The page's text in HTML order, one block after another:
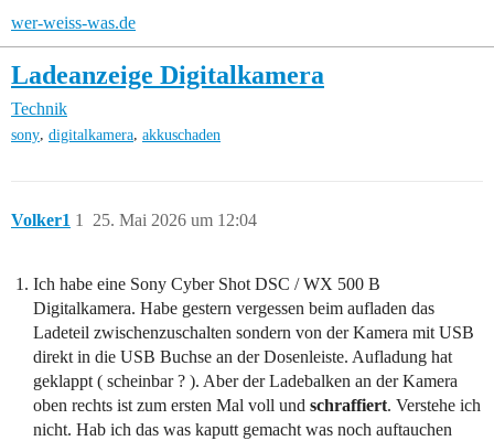
wer-weiss-was.de
Ladeanzeige Digitalkamera
Technik
sony, digitalkamera, akkuschaden
Volker1 25. Mai 2026 um 12:04
1
Ich habe eine Sony Cyber Shot DSC / WX 500 B
Digitalkamera. Habe gestern vergessen beim aufladen das
Ladeteil zwischenzuschalten sondern von der Kamera mit USB
direkt in die USB Buchse an der Dosenleiste. Aufladung hat
geklappt ( scheinbar ? ). Aber der Ladebalken an der Kamera
oben rechts ist zum ersten Mal voll und schraffiert. Verstehe ich
nicht. Hab ich das was kaputt gemacht was noch auftauchen